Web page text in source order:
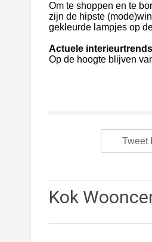
Om te shoppen en te
zijn de hipste
gekleurde lampjes op
Actuele interieurtrends
Op de hoogte blijven
Tweet
Kok